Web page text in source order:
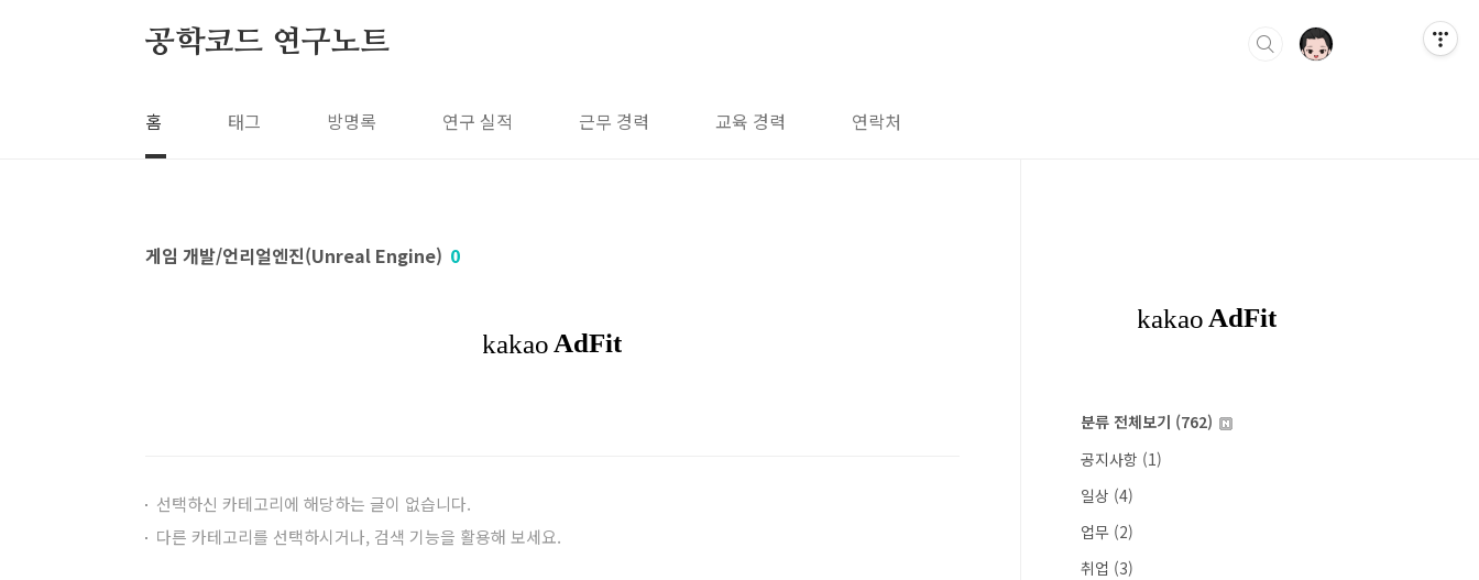
공학코드 연구노트
홈 태그 방명록 연구 실적 근무 경력 교육 경력 연락처
게임 개발/언리얼엔진(Unreal Engine) 0
선택하신 카테고리에 해당하는 글이 없습니다.
다른 카테고리를 선택하시거나, 검색 기능을 활용해 보세요.
분류 전체보기 (762)
공지사항 (1)
일상 (4)
업무 (2)
취업 (3)